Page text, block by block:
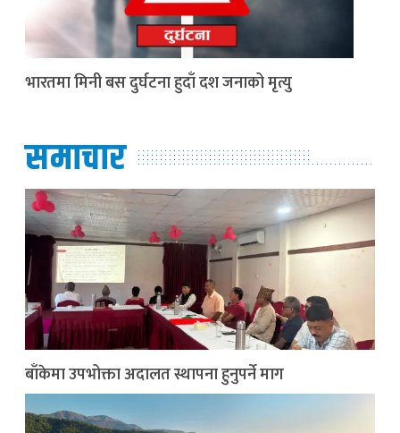
भारतमा मिनी बस दुर्घटना हुदाँ दश जनाको मृत्यु
समाचार
बाँकेमा उपभोक्ता अदालत स्थापना हुनुपर्ने माग